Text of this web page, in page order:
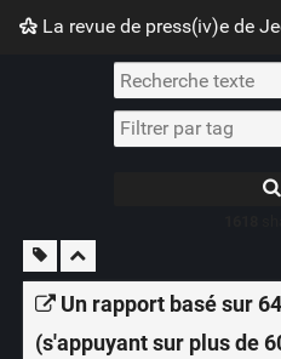
La revue de press(iv)e de
Nuage de tags Mur
Un rapport basé sur
(s'appuyant sur plus de